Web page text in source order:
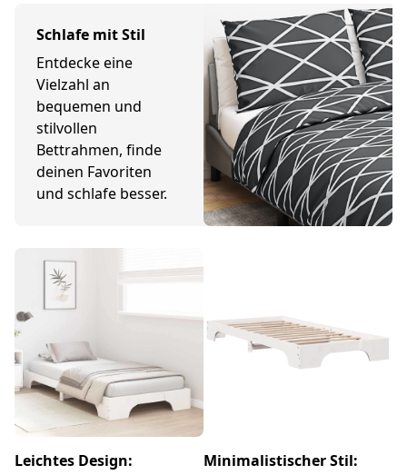
Schlafe mit Stil
Entdecke eine
Vielzahl an
bequemen und
stilvollen
Bettrahmen, finde
deinen Favoriten
und schlafe besser.
Leichtes Design:
Minimalistischer Stil: